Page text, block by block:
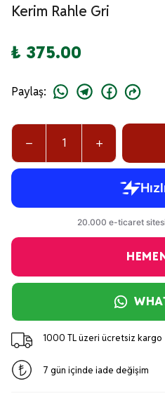
Kerim Rahle Gri
₺ 375.00
Paylaş:
1000 TL üzeri ücretsiz kargo
7 gün içinde iade değişim